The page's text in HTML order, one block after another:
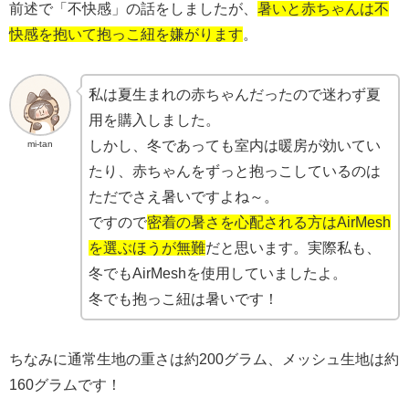
前述で「不快感」の話をしましたが、 暑いと赤ちゃんは不
快感を抱いて抱っこ紐を嫌がります。
mi-tan
私は夏生まれの赤ちゃんだったので迷わず夏
用を購入しました。
しかし、冬であっても室内は暖房が効いてい
たり、赤ちゃんをずっと抱っこしているのは
ただでさえ暑いですよね～。
ですので密着の暑さを心配される方はAirMesh
を選ぶほうが無難だと思います。実際私も、
冬でもAirMeshを使用していましたよ。
冬でも抱っこ紐は暑いです！
ちなみに通常生地の重さは約200グラム、メッシュ生地は約
160グラムです！